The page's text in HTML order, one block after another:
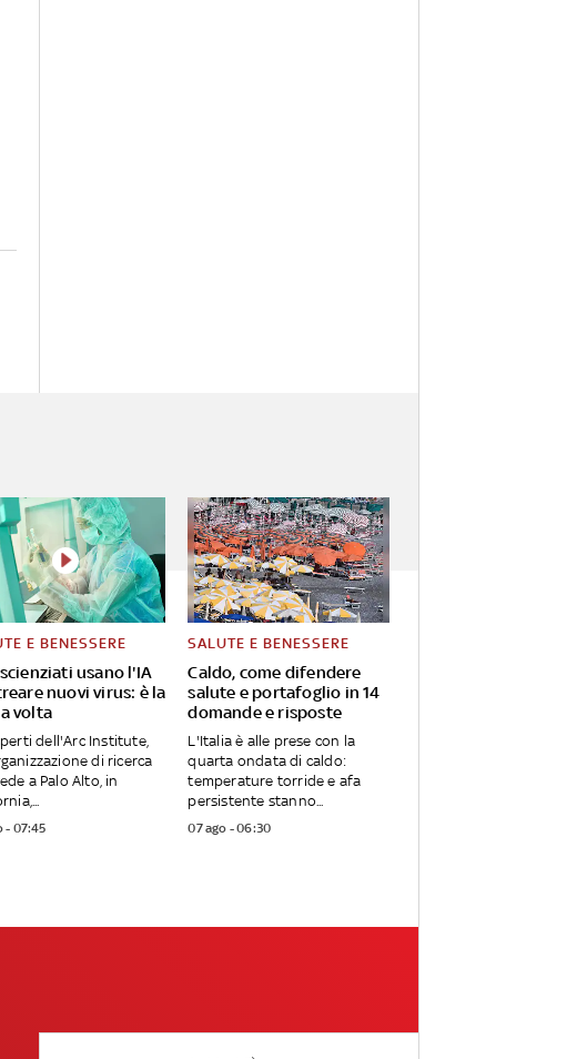
scienziati usano l'IA
nuovi virus: è la
volta
E BENESSERE
dell'Arc Institute,
di ricerca
a Palo Alto, in
- 07:45
Caldo, come difendere
salute e portafoglio in 14
domande e risposte
SALUTE E BENESSERE
L'Italia è alle prese con la
quarta ondata di caldo:
temperature torride e afa
persistente stanno...
07 ago - 06:30